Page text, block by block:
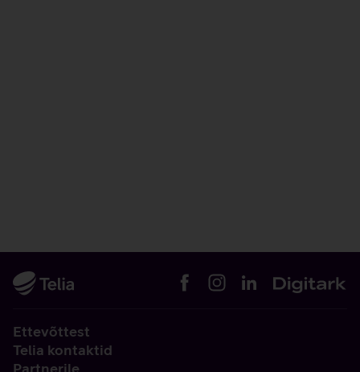
Ettevõttest
Telia kontaktid
Partnerile